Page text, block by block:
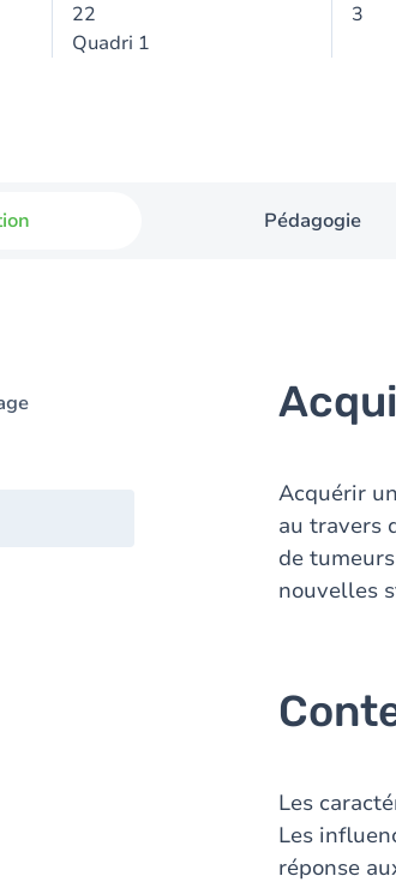
22
Quadri 1
3
Pédagogie
Acquérir
au travers
de
nouvelles
Les
Les
réponse